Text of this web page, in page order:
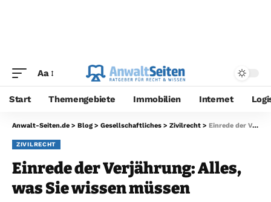
Aa
Start Themengebiete Immobilien Internet
Anwalt-Seiten.de > Blog > Gesellschaftliches > Zivilrecht > Einrede der Verjährung: Alles, was Sie wissen müssen
ZIVILRECHT
Einrede der Verjährung: Alles,
was Sie wissen müssen